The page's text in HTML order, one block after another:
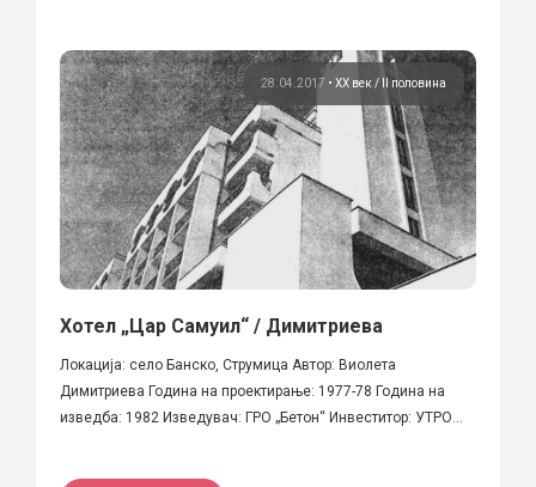
28.04.2017 • ХХ век / II половина
Хотел „Цар Самуил“ / Димитриева
Локација: село Банско, Струмица Автор: Виолета
Димитриева Година на проектирање: 1977-78 Година на
изведба: 1982 Изведувач: ГРО „Бетон“ Инвеститор: УТРО...